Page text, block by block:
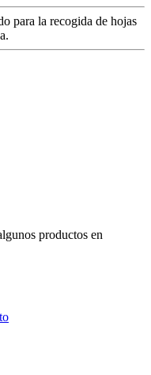
para la recogida de hojas
productos en